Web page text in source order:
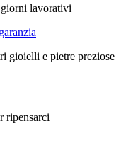
lavorativi
gioielli e pietre preziose
ripensarci